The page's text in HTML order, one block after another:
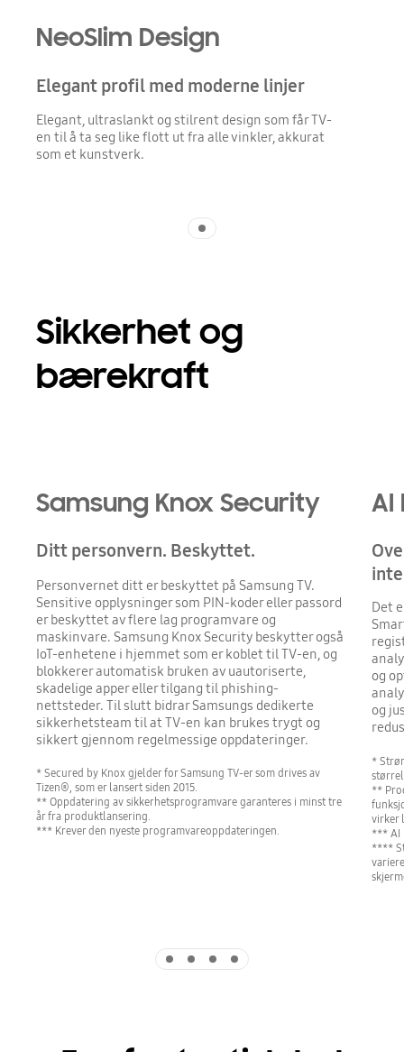
NeoSlim Design
Elegant profil med moderne linjer
Elegant, ultraslankt og stilrent design som får TV-
en til å ta seg like flott ut fra alle vinkler, akkurat
som et kunstverk.
Sikkerhet og
bærekraft
Samsung Knox Security
Ditt personvern. Beskyttet.
Personvernet ditt er beskyttet på Samsung TV.
Sensitive opplysninger som PIN-koder eller passord
er beskyttet av flere lag programvare og
maskinvare. Samsung Knox Security beskytter også
IoT-enhetene i hjemmet som er koblet til TV-en, og
blokkerer automatisk bruken av uautoriserte,
skadelige apper eller tilgang til phishing-
nettsteder. Til slutt bidrar Samsungs dedikerte
sikkerhetsteam til at TV-en kan brukes trygt og
sikkert gjennom regelmessige oppdateringer.
* Secured by Knox gjelder for Samsung TV-er som drives av
Tizen®, som er lansert siden 2015.
** Oppdatering av sikkerhetsprogramvare garanteres i minst tre
år fra produktlansering.
*** Krever den nyeste programvareoppdateringen.
AI
Det
og
og
*
**
virker
*** AI
****